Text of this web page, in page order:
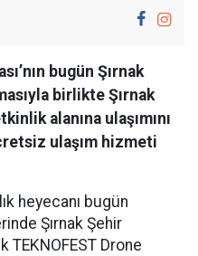
bugün Şırnak
birlikte Şırnak
alanına ulaşımını
ulaşım hizmeti
heyecanı bugün
Şırnak Şehir
TEKNOFEST Drone